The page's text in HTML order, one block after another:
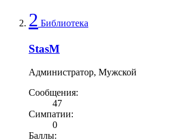
2 Библиотека
StasM
Администратор, Мужской
Сообщения:
47
Симпатии:
0
Баллы: